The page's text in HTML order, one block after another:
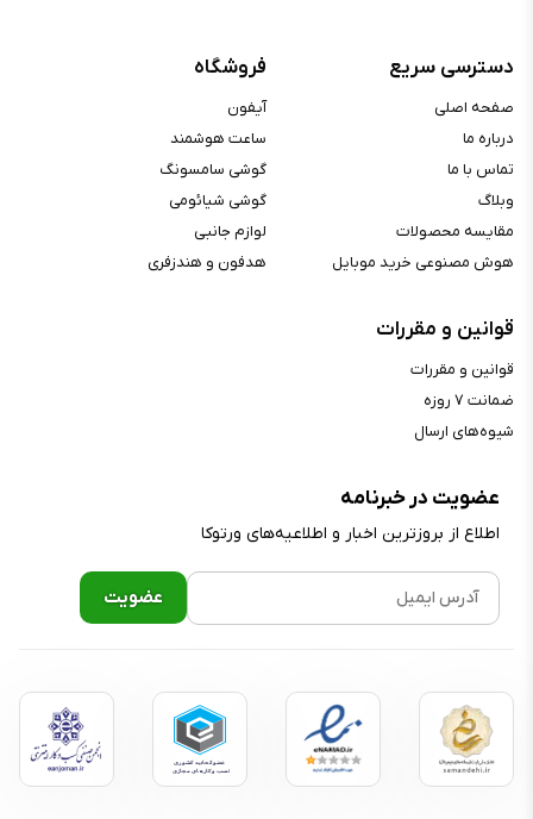
عضویت در خبرنامه
اطلاع از بروز‌ترین اخبار و اطلاعیه‌های ورتوکا
دسترسی سریع
صفحه اصلی
درباره ما
تماس با ما
وبلاگ
مقایسه محصولات
هوش مصنوعی خرید موبایل
فروشگاه
آیفون
ساعت هوشمند
گوشی سامسونگ
گوشی شیائومی
لوازم جانبی
هدفون و هندزفری
قوانین و مقررات
قوانین و مقررات
ضمانت ۷ روزه
شیوه‌های ارسال